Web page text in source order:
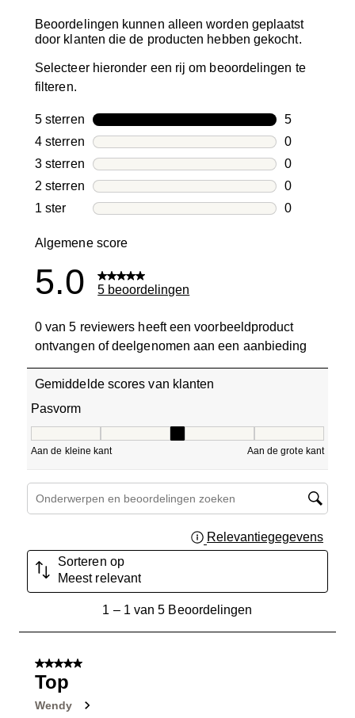
Beoordelingen kunnen alleen worden geplaatst
door klanten die de producten hebben gekocht.
Selecteer hieronder een rij om beoordelingen te
filteren.
5 sterren sterren
5
5
4 sterren sterren
0
0
3 sterren sterren
0
0
2 sterren sterren
0
0
1 ster sterren
0
Algemene score
5.0 5 beoordelingen
0 van 5 reviewers heeft een voorbeeldproduct
ontvangen of deelgenomen aan een aanbieding
Gemiddelde scores van klanten
Pasvorm
Aan de kleine kant Aan de grote kant
Onderwerpen en beoordelingen zoeken per regio
Relevantiegegevens
Sorteren op
Meest relevant
van
Beoordelingen.
1 – 1 van 5 Beoordelingen
5 van 5 sterren.
Top
Wendy